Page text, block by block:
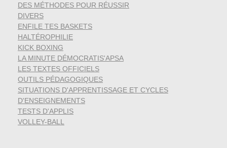
DES MÉTHODES POUR RÉUSSIR
DIVERS
ENFILE TES BASKETS
HALTÉROPHILIE
KICK BOXING
LA MINUTE DÉMOCRATIS'APSA
LES TEXTES OFFICIELS
OUTILS PÉDAGOGIQUES
SITUATIONS D'APPRENTISSAGE ET CYCLES
D'ENSEIGNEMENTS
TESTS D'APPLIS
VOLLEY-BALL